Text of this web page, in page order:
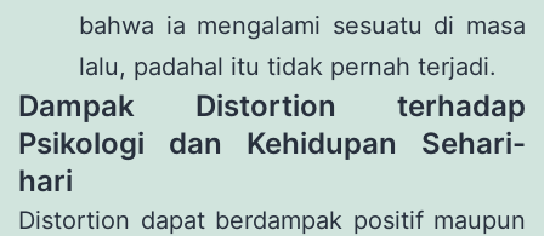
bahwa ia mengalami sesuatu di masa
lalu, padahal itu tidak pernah terjadi.
Dampak Distortion terhadap
Psikologi dan Kehidupan Sehari-
hari
Distortion dapat berdampak positif maupun